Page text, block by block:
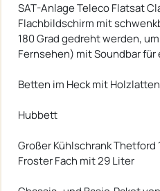
SAT-Anlage Teleco Flatsat
Flachbildschirm mit
180 Grad gedreht werden,
Fernsehen) mit Soundbar
Betten im Heck mit
Hubbett
Großer Kühlschrank Thetford
Froster Fach mit 29 Liter